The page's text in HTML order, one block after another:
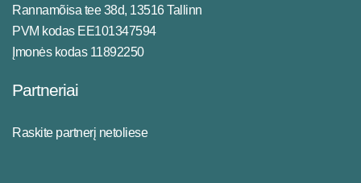
Rannamõisa tee 38d, 13516 Tallinn
PVM kodas EE101347594
Įmonės kodas 11892250
Partneriai
Raskite partnerį netoliese